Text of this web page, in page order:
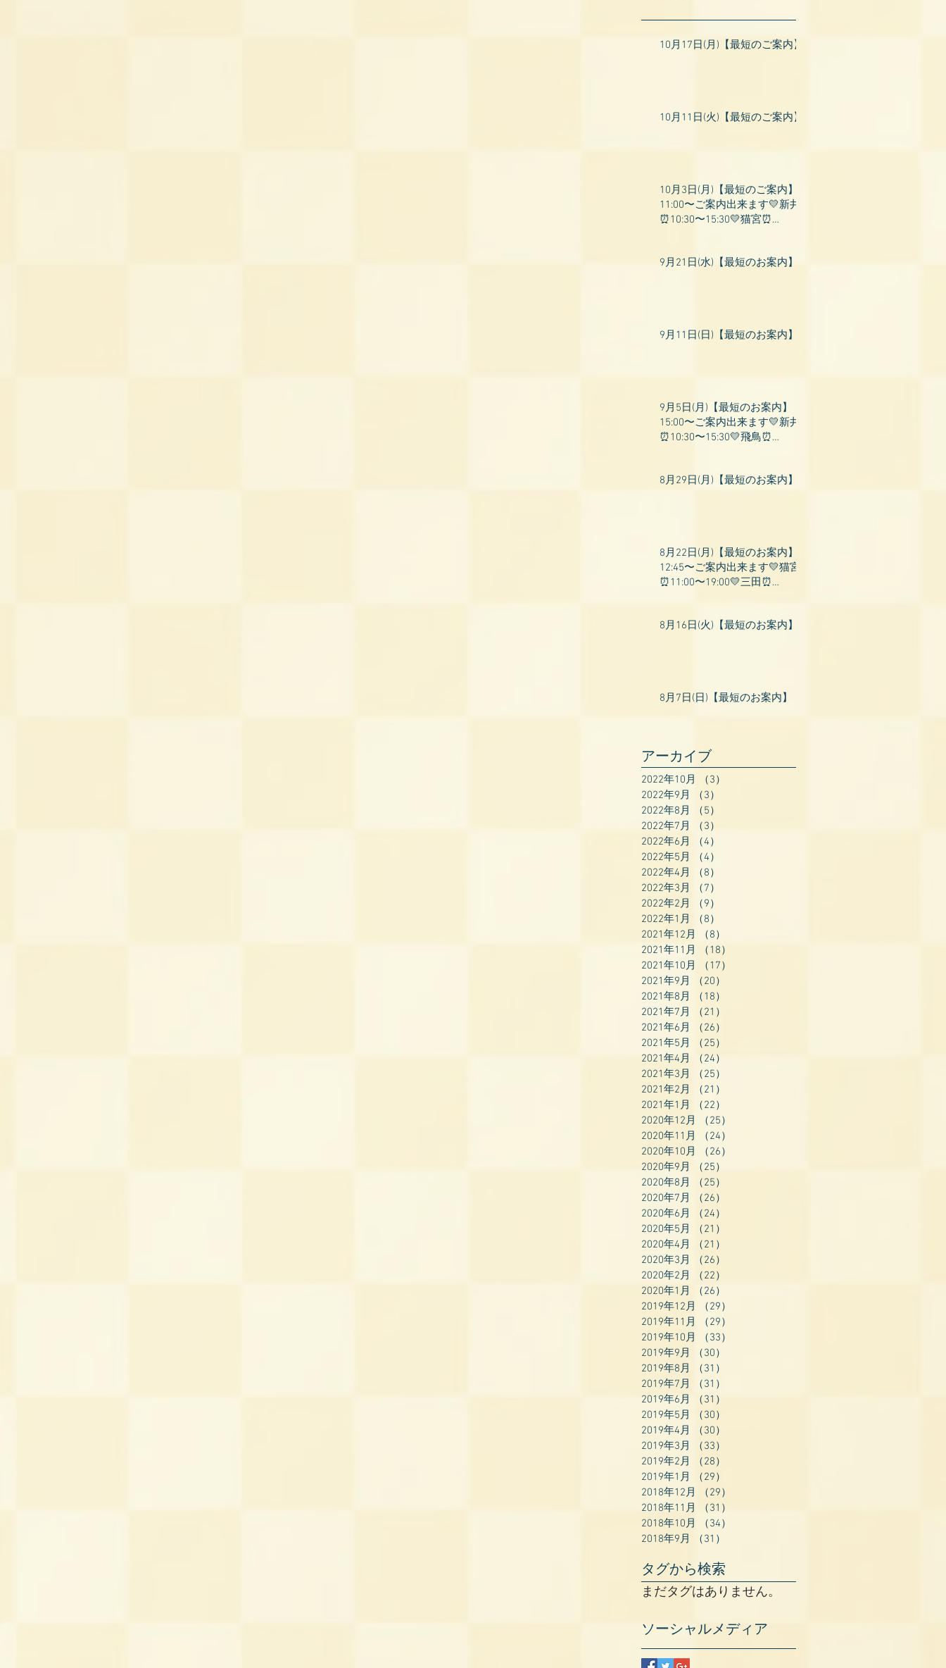
10月17日(月)【最短のご案内】
10月11日(火)【最短のご案内】
10月3日(月)【最短のご案内】
11:00〜ご案内出来ます💛新井
⏰10:30〜15:30💛猫宮⏰
9月21日(水)【最短のお案内】
9月11日(日)【最短のお案内】
9月5日(月)【最短のお案内】
15:00〜ご案内出来ます💛新井
⏰10:30〜15:30💛飛鳥⏰
8月29日(月)【最短のお案内】
8月22日(月)【最短のお案内】
12:45〜ご案内出来ます💛猫宮
⏰11:00〜19:00💛三田⏰
8月16日(火)【最短のお案内】
8月7日(日)【最短のお案内】
アーカイブ
2022年10月 （3）
2022年9月
（3）
2022年8月
（5）
2022年7月
（3）
2022年6月
（4）
2022年5月
（4）
2022年4月
（8）
2022年3月
（7）
2022年2月
（9）
2022年1月
（8）
2021年12月
（8）
2021年11月
（18）
2021年10月
（17）
2021年9月
（20）
2021年8月
（18）
2021年7月
（21）
2021年6月
（26）
2021年5月
（25）
2021年4月
（24）
2021年3月
（25）
2021年2月
（21）
2021年1月
（22）
2020年12月
（25）
2020年11月
（24）
2020年10月
（26）
2020年9月
（25）
2020年8月
（25）
2020年7月
（26）
2020年6月
（24）
2020年5月
（21）
2020年4月
（21）
2020年3月
（26）
2020年2月
（22）
2020年1月
（26）
2019年12月
（29）
2019年11月
（29）
2019年10月
（33）
2019年9月
（30）
2019年8月
（31）
2019年7月
（31）
2019年6月
（31）
2019年5月
（30）
2019年4月
（30）
2019年3月
（33）
2019年2月
（28）
2019年1月
（29）
2018年12月
（29）
2018年11月
（31）
2018年10月
（34）
2018年9月
（31）
タグから検索
まだタグはありません。
ソーシャルメディア